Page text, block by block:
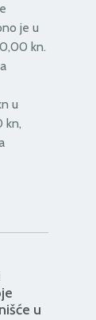
je u
kn.
u
kn,
u